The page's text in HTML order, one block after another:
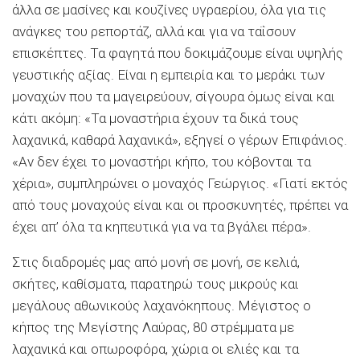
άλλα σε μασίνες και κουζίνες υγραερίου, όλα για τις
ανάγκες του ρεπορτάζ, αλλά και για να ταΐσουν
επισκέπτες. Τα φαγητά που δοκιμάζουμε είναι υψηλής
γευστικής αξίας. Είναι η εμπειρία και το μεράκι των
μοναχών που τα μαγειρεύουν, σίγουρα όμως είναι και
κάτι ακόμη: «Τα μοναστήρια έχουν τα δικά τους
λαχανικά, καθαρά λαχανικά», εξηγεί ο γέρων Επιφάνιος.
«Αν δεν έχει το μοναστήρι κήπο, του κόβονται τα
χέρια», συμπληρώνει ο μοναχός Γεώργιος. «Γιατί εκτός
από τους μοναχούς είναι και οι προσκυνητές, πρέπει να
έχει απ’ όλα τα κηπευτικά για να τα βγάλει πέρα».
Στις διαδρομές μας από μονή σε μονή, σε κελιά,
σκήτες, καθίσματα, παρατηρώ τους μικρούς και
μεγάλους αθωνικούς λαχανόκηπους. Μέγιστος ο
κήπος της Μεγίστης Λαύρας, 80 στρέμματα με
λαχανικά και οπωροφόρα, χώρια οι ελιές και τα